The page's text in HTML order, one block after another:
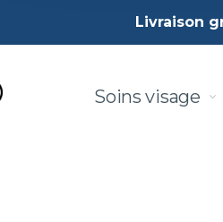
Livraison
Soins visage